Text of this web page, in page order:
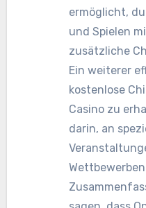
ermöglicht,
und Spielen
zusätzliche
Ein weiterer
kostenlose
Casino zu
darin, an